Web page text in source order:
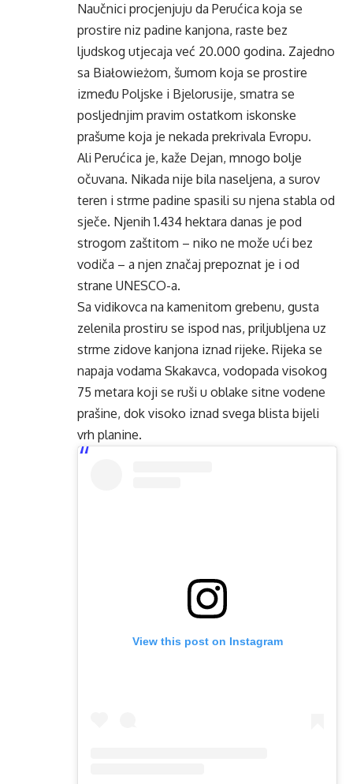
Naučnici procjenjuju da Perućica koja se
prostire niz padine kanjona, raste bez
ljudskog utjecaja već 20.000 godina. Zajedno
sa Białowieżom, šumom koja se prostire
između Poljske i Bjelorusije, smatra se
posljednjim pravim ostatkom iskonske
prašume koja je nekada prekrivala Evropu.
Ali Perućica je, kaže Dejan, mnogo bolje
očuvana. Nikada nije bila naseljena, a surov
teren i strme padine spasili su njena stabla od
sječe. Njenih 1.434 hektara danas je pod
strogom zaštitom – niko ne može ući bez
vodiča – a njen značaj prepoznat je i od
strane UNESCO-a.
Sa vidikovca na kamenitom grebenu, gusta
zelenila prostiru se ispod nas, priljubljena uz
strme zidove kanjona iznad rijeke. Rijeka se
napaja vodama Skakavca, vodopada visokog
75 metara koji se ruši u oblake sitne vodene
prašine, dok visoko iznad svega blista bijeli
vrh planine.
View this post on Instagram